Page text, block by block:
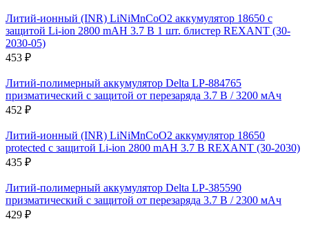
Литий-ионный (INR) LiNiMnCoO2 аккумулятор 18650 с
защитой Li-ion 2800 mAH 3.7 В 1 шт. блистер REXANT (30-
2030-05)
453 ₽
Литий-полимерный аккумулятор Delta LP-884765
призматический с защитой от перезаряда 3.7 В / 3200 мАч
452 ₽
Литий-ионный (INR) LiNiMnCoO2 аккумулятор 18650
protected с защитой Li-ion 2800 mAH 3.7 В REXANT (30-2030)
435 ₽
Литий-полимерный аккумулятор Delta LP-385590
призматический с защитой от перезаряда 3.7 В / 2300 мАч
429 ₽